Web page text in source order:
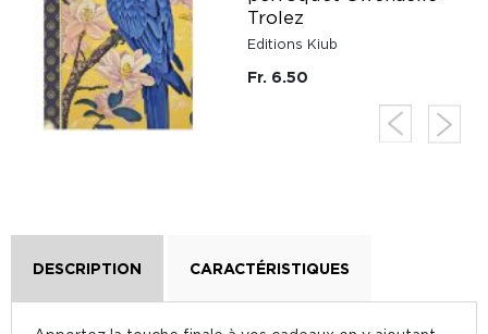
Trolez
Editions Kiub
Fr. 6.50
DESCRIPTION CARACTÉRISTIQUES